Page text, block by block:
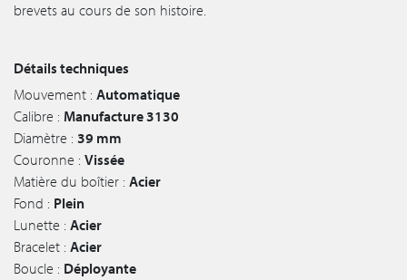
brevets au cours de son histoire.
Détails techniques
Mouvement : Automatique
Calibre : Manufacture 3130
Diamètre : 39 mm
Couronne : Vissée
Matière du boîtier : Acier
Fond : Plein
Lunette : Acier
Bracelet : Acier
Boucle : Déployante